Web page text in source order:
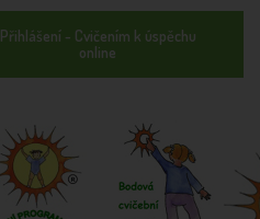
Přihlášení - Cvičením k úspěchu
online